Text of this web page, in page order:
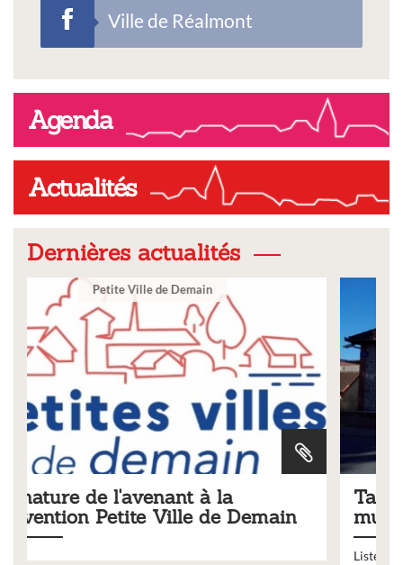
Ville de Réalmont
Agenda
Actualités
Dernières actualités
Tarifs 2026 des services
municipaux